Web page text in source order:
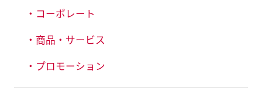
・コーポレート
・商品・サービス
・プロモーション